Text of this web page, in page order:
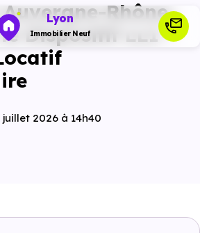
Lyon
Immobilier Neuf
Rhône-
Dispositif LLI -
juillet 2026 à 14h40